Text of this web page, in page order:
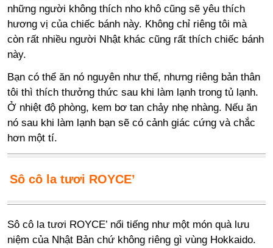
những người không thích nho khô cũng sẽ yêu thích
hương vị của chiếc bánh này. Không chỉ riêng tôi mà
còn rất nhiều người Nhật khác cũng rất thích chiếc bánh
này.
Bạn có thể ăn nó nguyên như thế, nhưng riêng bản thân
tôi thì thích thưởng thức sau khi làm lạnh trong tủ lạnh.
Ở nhiệt độ phòng, kem bơ tan chảy nhẹ nhàng. Nếu ăn
nó sau khi làm lạnh bạn sẽ có cảnh giác cứng và chắc
hơn một tí.
Sô cô la tươi ROYCE’
Sô cô la tươi ROYCE’ nổi tiếng như một món quà lưu
niệm của Nhật Bản chứ không riêng gì vùng Hokkaido.